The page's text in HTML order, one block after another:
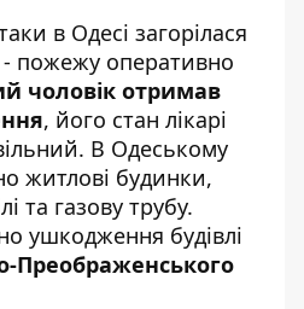
в Одесі загорілася
пожежу оперативно
чоловік отримав
, його стан лікарі
В Одеському
житлові будинки,
та газову трубу.
ушкодження будівлі
Преображенського